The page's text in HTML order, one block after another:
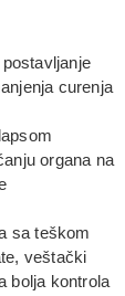
curenja
organa na
sa teškom
veštački
bolja kontrola